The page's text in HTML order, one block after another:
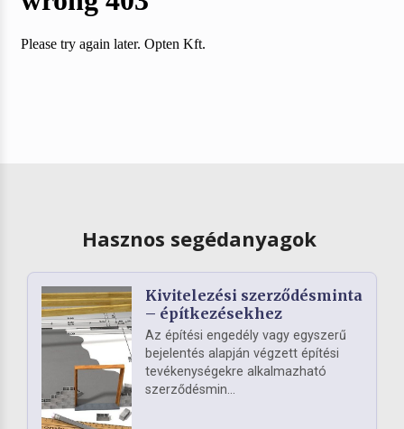
Hasznos segédanyagok
Kivitelezési szerződésminta
– építkezésekhez
Az építési engedély vagy egyszerű
bejelentés alapján végzett építési
tevékenységekre alkalmazható
szerződésmin...